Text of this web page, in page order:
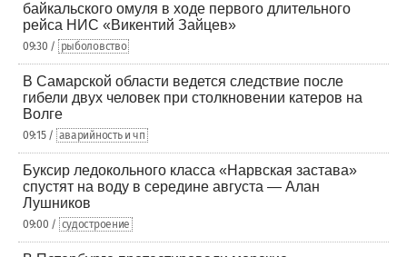
байкальского омуля в ходе первого длительного
рейса НИС «Викентий Зайцев»
09:30 / рыболовство
В Самарской области ведется следствие после
гибели двух человек при столкновении катеров на
Волге
09:15 / аварийность и чп
Буксир ледокольного класса «Нарвская застава»
спустят на воду в середине августа — Алан
Лушников
09:00 / судостроение